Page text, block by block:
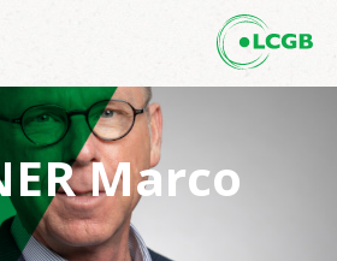
FR
DE
Marco